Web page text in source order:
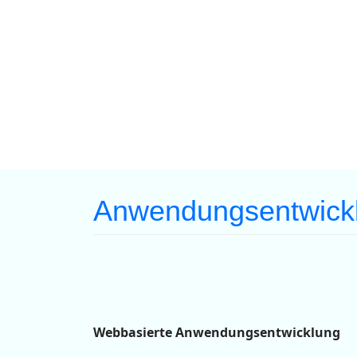
Webbasierte Anwendungsentwicklung